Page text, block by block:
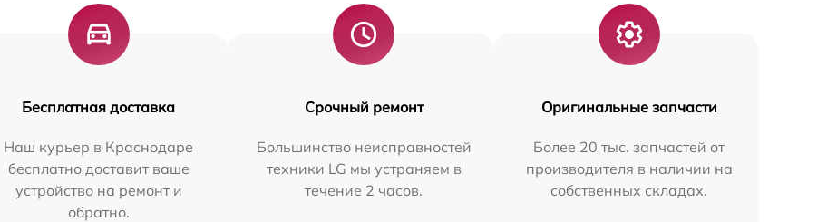
Бесплатная доставка
Наш курьер в Краснодаре
бесплатно доставит ваше
устройство на ремонт и
обратно.
Срочный ремонт
Большинство неисправностей
техники LG мы устраняем в
течение 2 часов.
Оригинальные запчасти
Более 20 тыс. запчастей от
производителя в наличии на
собственных складах.